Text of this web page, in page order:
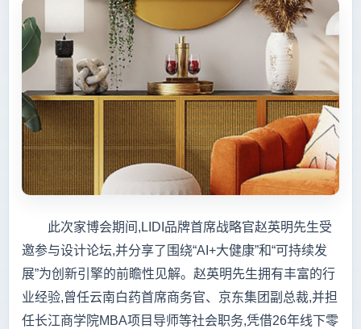
此次家博会期间,LIDI品牌首席战略官赵英明先生受
邀参与设计论坛,并分享了围绕“AI+大健康”和“可持续发
展”为创新引擎的前瞻性见解。赵英明先生拥有丰富的行
业经验,曾任云南白药首席商务官、京东集团副总裁,并担
任长江商学院MBA项目导师等社会职务,凭借26年线下零